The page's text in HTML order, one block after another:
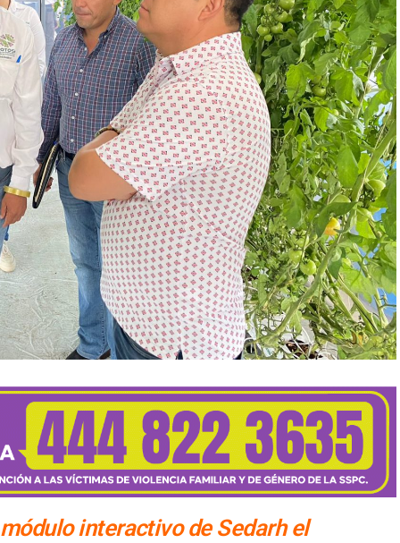
interactivo de Sedarh el